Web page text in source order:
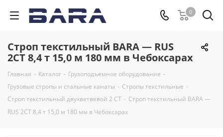
0
Строп текстильный BARA — RUS
2СТ 8,4 т 15,0 м 180 мм в Чебоксарах
Главная - Каталог - Грузоподъемное оборудование -
Грузовые стропы и стальные канаты - Стропы текстильные -
Строп текстильный двухветвевой 2 СТ - Строп текстильный BARA —
RUS 2СТ 8,4 т 15,0 м 180 мм в Чебоксарах